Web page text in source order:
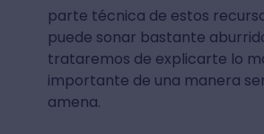
parte técnica de estos
puede sonar bastante
trataremos de explicarte lo
importante de una manera
amena.